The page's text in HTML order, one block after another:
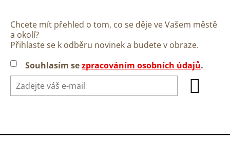
Chcete mít přehled o tom, co se děje ve Vašem městě
a okolí?
Přihlaste se k odběru novinek a budete v obraze.
Souhlasím sezpracováním osobních údajů.